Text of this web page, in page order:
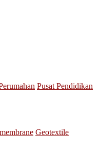
Pusat Pendidikan
Geotextile